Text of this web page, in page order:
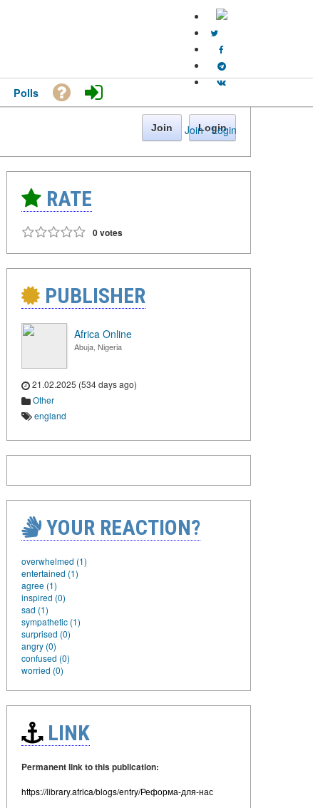
Join · Login
Polls
Join Login
RATE
0 votes
PUBLISHER
Africa Online
Abuja, Nigeria
21.02.2025 (534 days ago)
Other
england
YOUR REACTION?
overwhelmed (1)
entertained (1)
agree (1)
inspired (0)
sad (1)
sympathetic (1)
surprised (0)
angry (0)
confused (0)
worried (0)
LINK
Permanent link to this publication:
https://library.africa/blogs/entry/Реформа-для-нас